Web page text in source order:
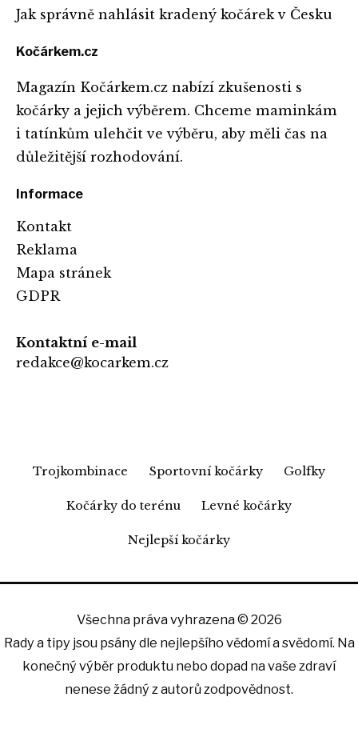
Jak správně nahlásit kradený kočárek v Česku
Kočárkem.cz
Magazín Kočárkem.cz nabízí zkušenosti s
kočárky a jejich výběrem. Chceme maminkám
i tatínkům ulehčit ve výběru, aby měli čas na
důležitější rozhodování.
Informace
Kontakt
Reklama
Mapa stránek
GDPR
Kontaktní e-mail
redakce@kocarkem.cz
Trojkombinace Sportovní kočárky Golfky
Kočárky do terénu Levné kočárky
Nejlepší kočárky
Všechna práva vyhrazena © 2026
Rady a tipy jsou psány dle nejlepšího vědomí a svědomí. Na
konečný výběr produktu nebo dopad na vaše zdraví
nenese žádný z autorů zodpovědnost.